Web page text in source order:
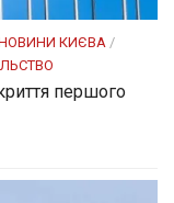
КИЄВА /
першого